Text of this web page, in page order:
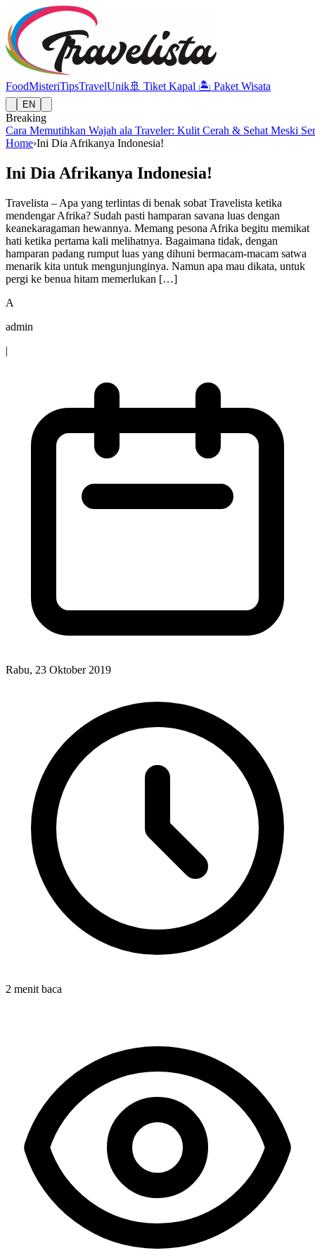
FoodMisteriTipsTravelUnik🚢 Tiket Kapal 🏝️ Paket Wisata
EN
Breaking
Cara Memutihkan Wajah ala Traveler: Kulit Cerah & Sehat Meski
Home›Ini Dia Afrikanya Indonesia!
Ini Dia Afrikanya Indonesia!
Travelista – Apa yang terlintas di benak sobat Travelista ketika
mendengar Afrika? Sudah pasti hamparan savana luas dengan
keanekaragaman hewannya. Memang pesona Afrika begitu memikat
hati ketika pertama kali melihatnya. Bagaimana tidak, dengan
hamparan padang rumput luas yang dihuni bermacam-macam satwa
menarik kita untuk mengunjunginya. Namun apa mau dikata, untuk
pergi ke benua hitam memerlukan […]
A
admin
|
Rabu, 23 Oktober 2019
2 menit baca